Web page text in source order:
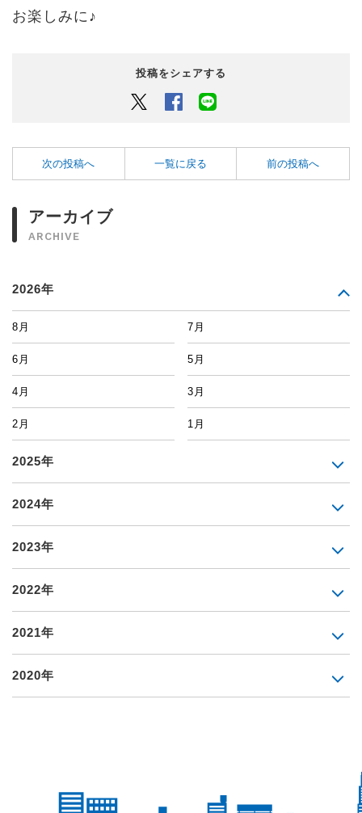
お楽しみに♪
投稿をシェアする
Twitter Facebook
次の投稿へ 一覧に戻る 前の投稿へ
アーカイブ
ARCHIVE
2026年
8月 7月
6月 5月
4月 3月
2月 1月
2025年
2024年
2023年
2022年
2021年
2020年